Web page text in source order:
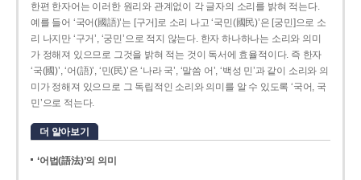
한편 한자어는 이러한 원리와 관계없이 각 글자의 소리를 밝혀 적는다.
예를 들어 ‘국어(國語)’는 [구거]로 소리 나고 ‘국민(國民)’은 [궁민]으로 소
리 나지만 ‘구거’, ‘궁민’으로 적지 않는다. 한자 하나하나는 소리와 의미
가 정해져 있으므로 그것을 밝혀 적는 것이 독서에 효율적이다. 즉 한자
‘국(國)’, ‘어(語)’, ‘민(民)’은 ‘나라 국’, ‘말씀 어’, ‘백성 민’과 같이 소리와 의
미가 정해져 있으므로 그 독립적인 소리와 의미를 알 수 있도록 ‘국어, 국
민’으로 적는다.
더 알아보기
‘어법(語法)’의 의미